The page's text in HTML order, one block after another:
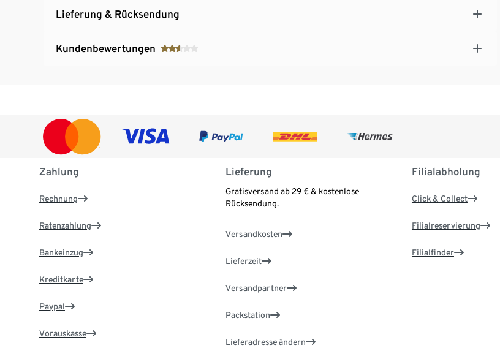
Lieferung & Rücksendung
Kundenbewertungen
Zahlung
Rechnung
Ratenzahlung
Bankeinzug
Kreditkarte
Paypal
Vorauskasse
Lieferung
Gratisversand ab 29 € & kostenlose
Rücksendung.
Versandkosten
Lieferzeit
Versandpartner
Packstation
Lieferadresse ändern
Filialabholung
Click & Collect
Filialreservierung
Filialfinder